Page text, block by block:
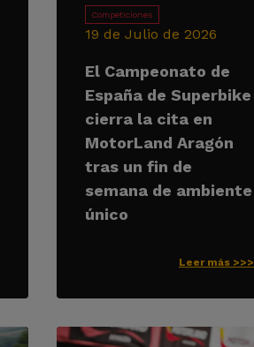
Competiciones
19 de Julio de 2026
El Campeonato de
España de Superbike
cierra la cita en
MotorLand Aragón
tras un fin de
semana de ambiente
único
Leer más >>>